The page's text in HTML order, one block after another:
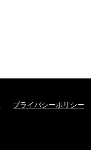
プライバシーポリシー